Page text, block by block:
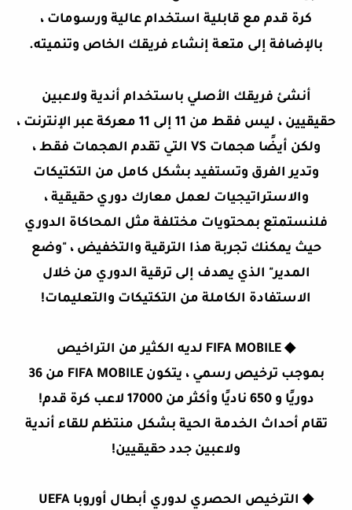
كرة قدم مع قابلية استخدام عالية ورسومات ،
بالإضافة إلى متعة إنشاء فريقك الخاص وتنميته.
أنشئ فريقك الأصلي باستخدام أندية ولاعبين
حقيقيين ، ليس فقط من 11 إلى 11 معركة عبر الإنترنت ،
ولكن أيضًا هجمات VS التي تقدم الهجمات فقط ،
وتدير الفرق وتستفيد بشكل كامل من التكتيكات
والاستراتيجيات لعمل معارك دوري حقيقية ،
فلنستمتع بمحتويات مختلفة مثل المحاكاة الدوري
حيث يمكنك تجربة هذا الترقية والتخفيض ، "وضع
المدير" الذي يهدف إلى ترقية الدوري من خلال
الاستفادة الكاملة من التكتيكات والتعليمات!
◆
بموجب ترخيص رسمي ، يتكون FIFA MOBILE من 36
دوريًا و 650 ناديًا وأكثر من 17000 لاعب كرة قدم!
تقام أحداث الخدمة الحية بشكل منتظم للقاء أندية
ولاعبين جدد حقيقيين!
◆ الترخيص الحصري لدوري أبطال أوروبا UEFA